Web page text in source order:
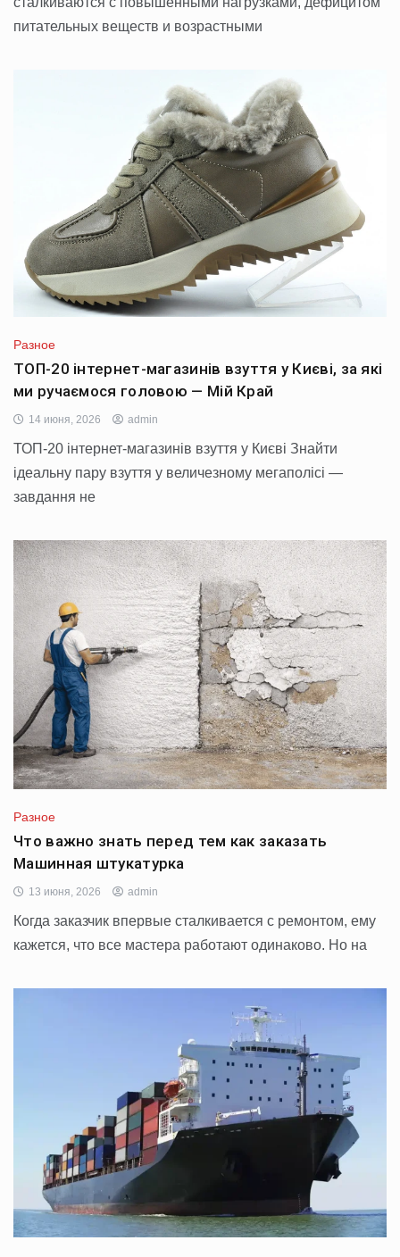
питательных веществ и возрастными
Разное
ТОП-20 інтернет-магазинів взуття у Києві, за які
ми ручаємося головою — Мій Край
14 июня, 2026 admin
ТОП-20 інтернет-магазинів взуття у Києві Знайти
ідеальну пару взуття у величезному мегаполісі —
завдання не
Разное
Что важно знать перед тем как заказать
Машинная штукатурка
13 июня, 2026 admin
Когда заказчик впервые сталкивается с ремонтом, ему
кажется, что все мастера работают одинаково. Но на